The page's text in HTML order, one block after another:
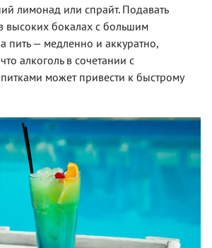
лимонад или спрайт. Подавать
высоких бокалах с большим
пить — медленно и аккуратно,
алкоголь в сочетании с
может привести к быстрому